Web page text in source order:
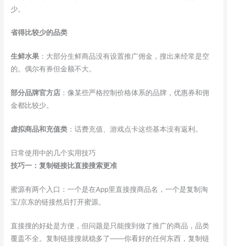
少。
省得比较少的品类
生鲜水果 ：大部分生鲜商品没有设置推广佣金，搜出来经常是空
的。偶尔有券但金额不大。
部分品牌官方店 ：像某些严格控制价格体系的品牌，优惠券和佣
金都比较少。
虚拟商品和充值类 ：话费充值、游戏点卡这些基本没有返利。
日常使用中的几个实用技巧
技巧一：复制链接比直接搜索更准
蜜源有两个入口：一个是在App里直接搜商品名，一个是复制淘
宝/京东的链接然后打开蜜源。
直接搜的好处是方便，但问题是只能搜到做了推广的商品，品类
覆盖不全。复制链接搜就稳多了——你看好的任何东西，复制链